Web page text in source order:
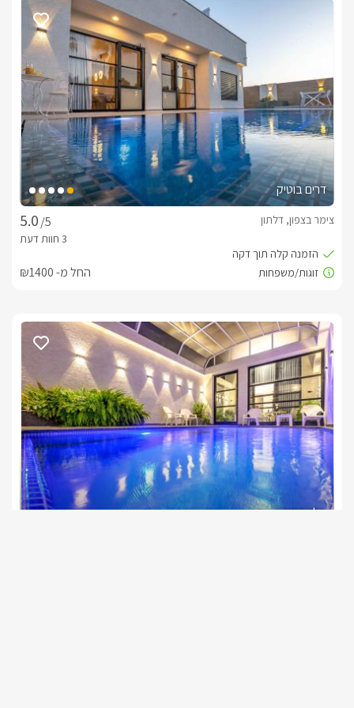
תוכלו להתפנק בארוחת בוקר עשירה ומפנקת או בטיפולי גוף ונפש
ואבזור הצימר עבור אירוע משמח.
חשוב לדעת
* לא ניתן לעשות מנגל בשבת.לציבור הדתי:בית הכנסת נמצא
בקרבת המקום, הכיבוד כשר וניתן לספק פלטת שבת
ומיחם.ילדים:ישנו חדר ילדים בסוויטות פסגת החלומות ופינה בנוף,
הבריכה הינה בטיחותית לילדים וניתן לספק לול לתינוק ומזרנים.
דרים בוטיק
/5
צימר בצפון, דלתון
החל מ- ₪1400
גולד דרים בוטיק